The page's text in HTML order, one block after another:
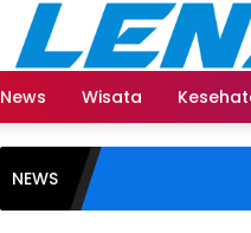
News
Wisata
NEWS